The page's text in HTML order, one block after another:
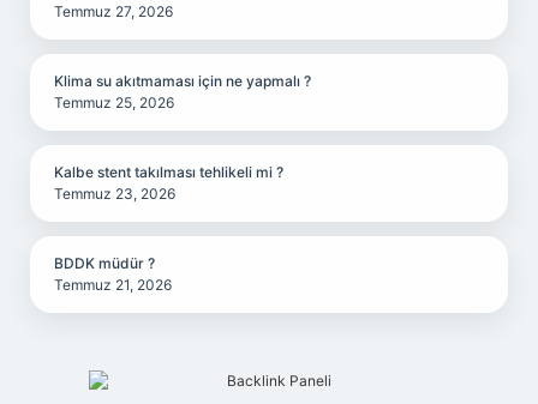
Temmuz 27, 2026
Klima su akıtmaması için ne yapmalı ?
Temmuz 25, 2026
Kalbe stent takılması tehlikeli mi ?
Temmuz 23, 2026
BDDK müdür ?
Temmuz 21, 2026